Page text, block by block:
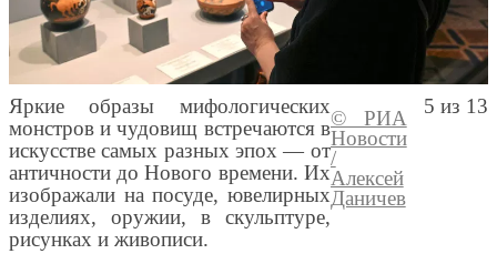
Яркие образы мифологических
монстров и чудовищ встречаются в
искусстве самых разных эпох — от
античности до Нового времени. Их
изображали на посуде, ювелирных
изделиях, оружии, в скульптуре,
рисунках и живописи.
© РИА
Новости
/
Алексей
Даничев
5 из 13